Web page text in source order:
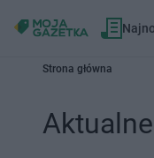
Strona główna